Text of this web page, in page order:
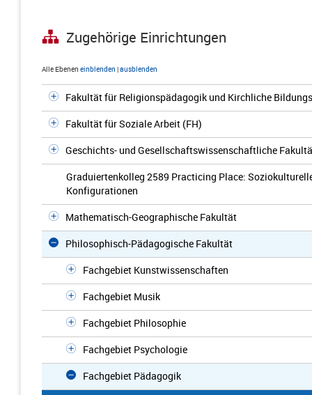
Zugehörige Einrichtungen
Alle Ebenen einblenden |ausblenden
Fakultät für Religionspädagogik und Kirchliche
Fakultät für Soziale Arbeit (FH)
Geschichts- und Gesellschaftswissenschaftliche
Graduiertenkolleg 2589 Practicing Place:
Konfigurationen
Mathematisch-Geographische Fakultät
Philosophisch-Pädagogische Fakultät
Fachgebiet Kunstwissenschaften
Fachgebiet Musik
Fachgebiet Philosophie
Fachgebiet Psychologie
Fachgebiet Pädagogik